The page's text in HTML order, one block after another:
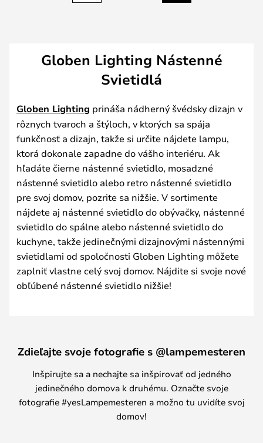
Globen Lighting Nástenné
Svietidlá
Globen Lighting prináša nádherný švédsky dizajn v
rôznych tvaroch a štýloch, v ktorých sa spája
funkčnosť a dizajn, takže si určite nájdete lampu,
ktorá dokonale zapadne do vášho interiéru. Ak
hľadáte čierne nástenné svietidlo, mosadzné
nástenné svietidlo alebo retro nástenné svietidlo
pre svoj domov, pozrite sa nižšie. V sortimente
nájdete aj nástenné svietidlo do obývačky, nástenné
svietidlo do spálne alebo nástenné svietidlo do
kuchyne, takže jedinečnými dizajnovými nástennými
svietidlami od spoločnosti Globen Lighting môžete
zaplniť vlastne celý svoj domov. Nájdite si svoje nové
obľúbené nástenné svietidlo nižšie!
Zdieľajte svoje fotografie s @lampemesteren
Inšpirujte sa a nechajte sa inšpirovať od jedného
jedinečného domova k druhému. Označte svoje
fotografie #yesLampemesteren a možno tu uvidíte svoj
domov!